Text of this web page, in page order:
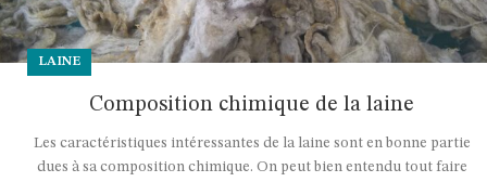
LAINE
Composition chimique de la laine
Les caractéristiques intéressantes de la laine sont en bonne partie
dues à sa composition chimique. On peut bien entendu tout faire